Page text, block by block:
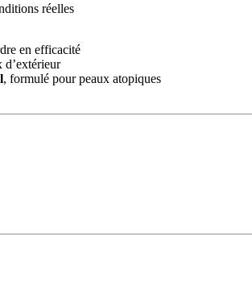
réelles
en efficacité
d’extérieur
, formulé pour peaux atopiques